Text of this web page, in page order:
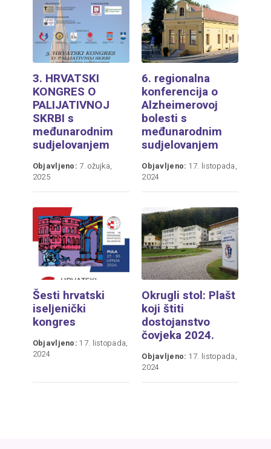
3. HRVATSKI
KONGRES O
PALIJATIVNOJ
SKRBI s
međunarodnim
sudjelovanjem
Objavljeno: 7. ožujka,
2025
6. regionalna
konferencija o
Alzheimerovoj
bolesti s
međunarodnim
sudjelovanjem
Objavljeno: 17. listopada,
2024
Šesti hrvatski
iseljenički
kongres
Objavljeno: 17. listopada,
2024
Okrugli stol: Plašt
koji štiti
dostojanstvo
čovjeka 2024.
Objavljeno: 17. listopada,
2024